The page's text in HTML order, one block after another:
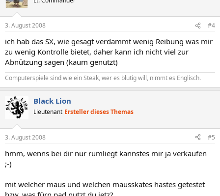
3. August 2008 #4
ich hab das SX, wie gesagt verdammt wenig Reibung was mir
zu wenig Kontrolle bietet, daher kann ich nicht viel zur
Abnützung sagen (kaum genutzt)
Computerspiele sind wie ein Steak, wer es blutig will, nimmt es Englisch.
Black Lion
Lieutenant Ersteller dieses Themas
3. August 2008 #5
hmm, wenns bei dir nur rumliegt kannstes mir ja verkaufen
;-)
mit welcher maus und welchen mausskates hastes getestet